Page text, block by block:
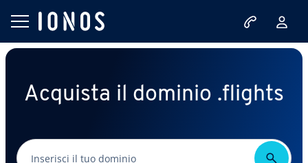
Acquista il dominio .flights